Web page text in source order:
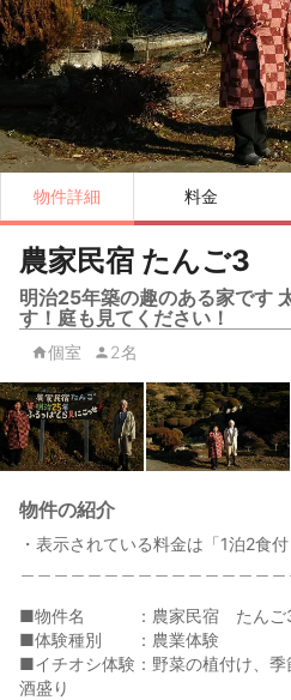
物件詳細 料金
農家民宿 たんご3
明治25年築の趣のある家です
す！庭も見てください！
個室 2名
物件の紹介
・表示されている料金は「1泊2食
■物件名 ：農家民宿 たんご
■体験種別 ：農業体験
■イチオシ体験：野菜の植付け、
酒盛り